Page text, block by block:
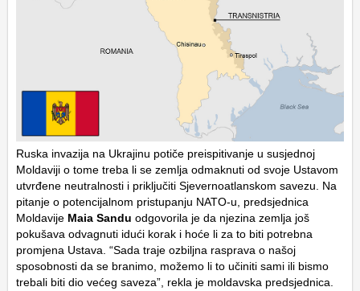
Ruska invazija na Ukrajinu potiče preispitivanje u susjednoj
Moldaviji o tome treba li se zemlja odmaknuti od svoje Ustavom
utvrđene neutralnosti i priključiti Sjevernoatlanskom savezu. Na
pitanje o potencijalnom pristupanju NATO-u, predsjednica
Moldavije Maia Sandu odgovorila je da njezina zemlja još
pokušava odvagnuti idući korak i hoće li za to biti potrebna
promjena Ustava. “Sada traje ozbiljna rasprava o našoj
sposobnosti da se branimo, možemo li to učiniti sami ili bismo
trebali biti dio većeg saveza”, rekla je moldavska predsjednica.